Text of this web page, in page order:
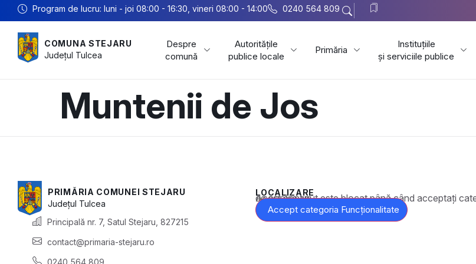
Program de lucru: luni - joi 08:00 - 16:30, vineri 08:00 - 14:00 0240 564 809
COMUNA STEJARU
Județul Tulcea
Despre
comună
Autoritățile
publice locale
Primăria
Instituțiile
și serviciile publice
Muntenii de Jos
PRIMĂRIA COMUNEI STEJARU
Județul Tulcea
Principală nr. 7, Satul Stejaru, 827215
contact@primaria-stejaru.ro
0240 564 809
LOCALIZARE
Acest conținut este blocat până când acceptați categoria corespunzătoare de cookie-uri.
Accept categoria Funcționalitate